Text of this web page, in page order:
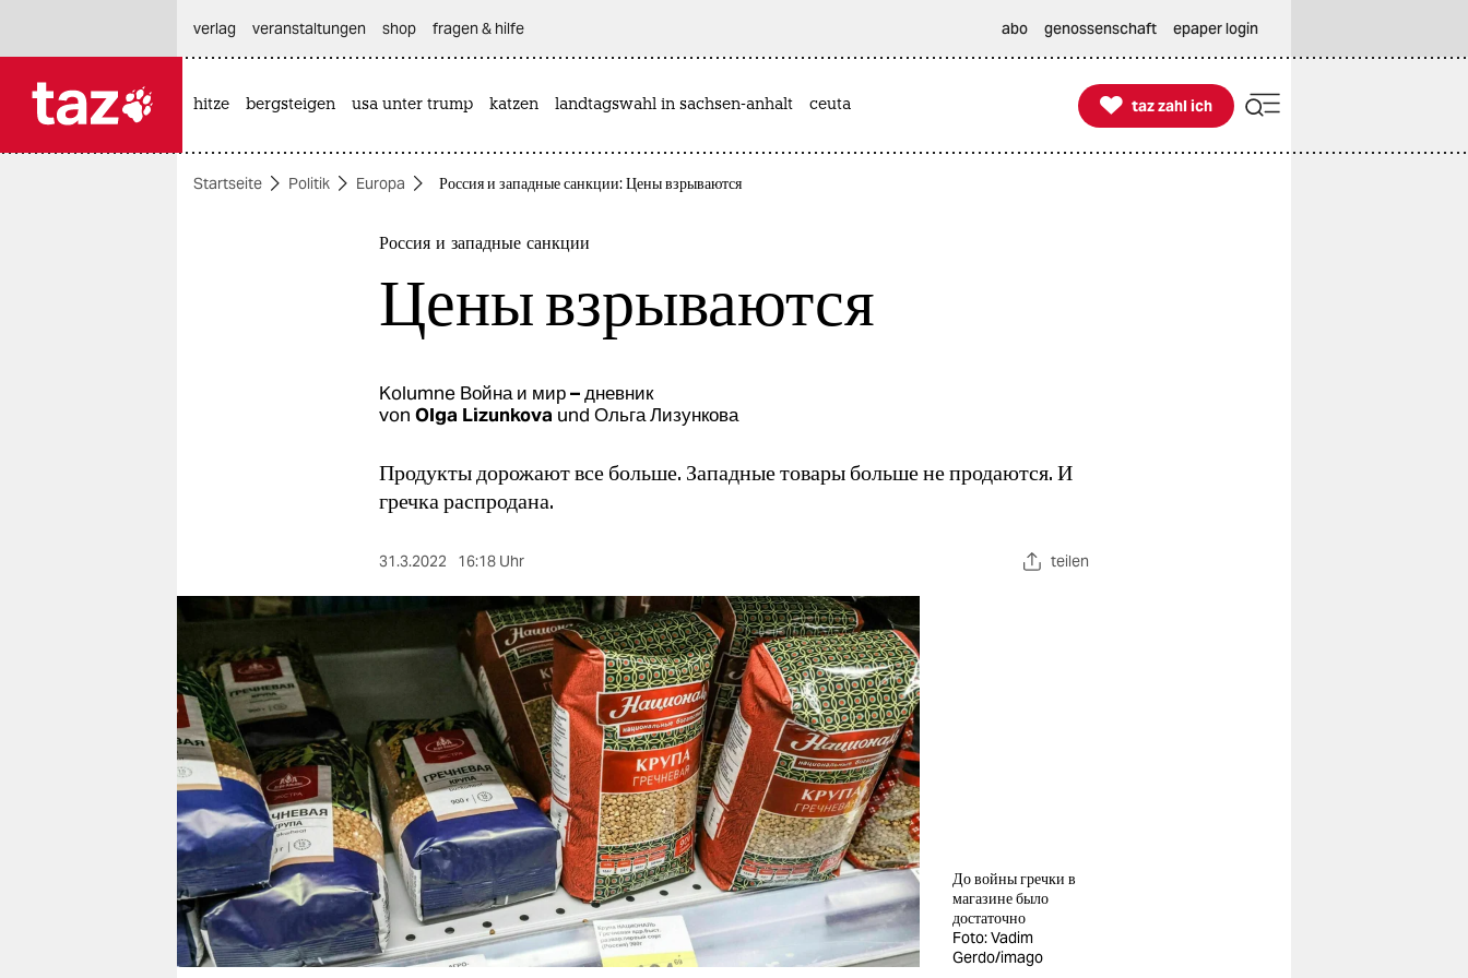
themen
wahrheit
verlag
veranstaltungen
shop
fragen & hilfe
unterstützen
abo
genossenschaft
verlag
veranstaltungen shop fragen & hilfe abo genossenschaft epaper login
hitze bergsteigen usa unter trump katzen landtagswahl in sachsen-anhalt ceuta 
taz zahl ich
taz zahl ich
Startseite Politik Europa Россия и западные санкции: Цены взрываются
Россия и западные санкции
Цены взрываются
Kolumne Война и мир – дневник
von Olga Lizunkova und Ольга Лизункова
Продукты дорожают все больше. Западные товары больше не продаются. И
гречка распродана.
31.3.2022 16:18 Uhr teilen
До войны гречки в
магазине было
достаточно
Foto: Vadim
Gerdo/imago